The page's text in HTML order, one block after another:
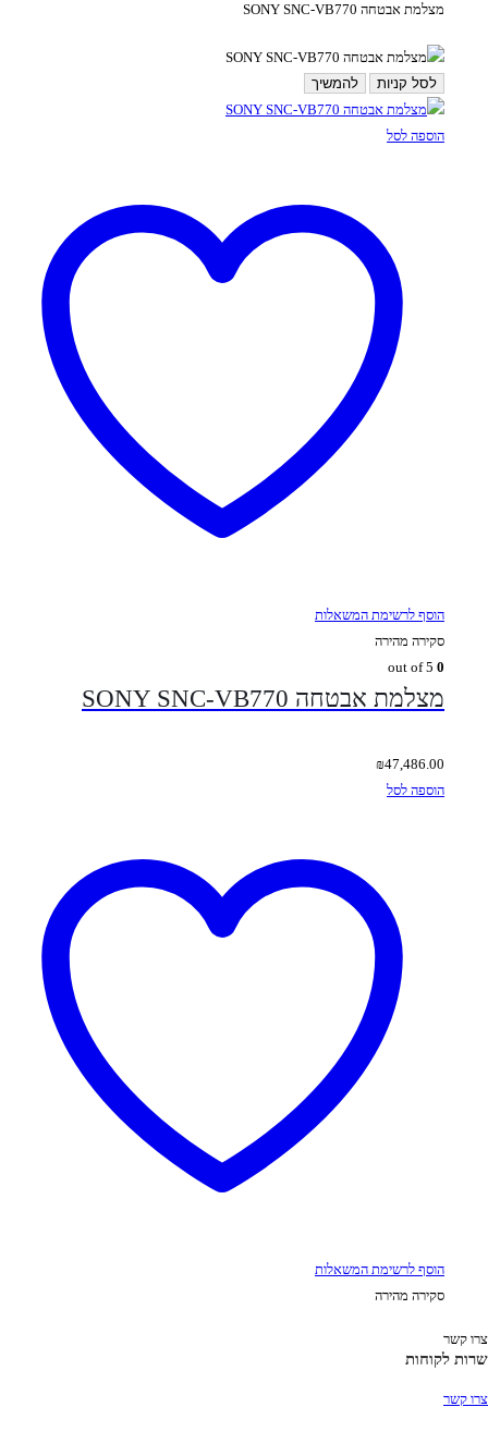
מצלמת אבטחה SONY SNC-VB770
לסל קניות להמשיך
הוספה לסל
הוסף לרשימת המשאלות
סקירה מהירה
מצלמת אבטחה SONY SNC-VB770
₪47,486.00
הוספה לסל
הוסף לרשימת המשאלות
סקירה מהירה
קשר
לקוחות
קשר